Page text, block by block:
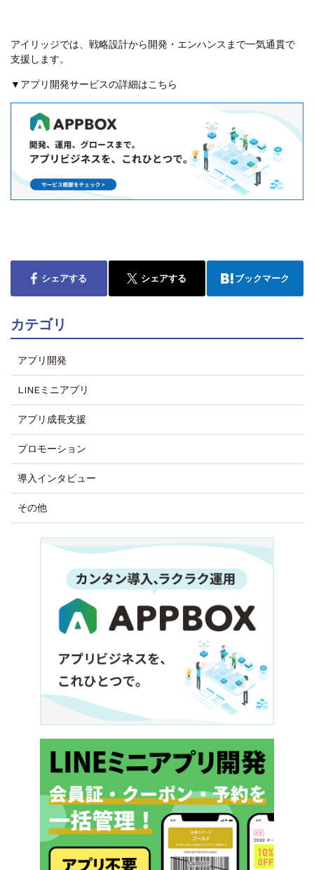
アイリッジでは、戦略設計から開発・エンハンスまで一気通貫で
支援します。
▼アプリ開発サービスの詳細はこちら
シェアする シェアする ブックマーク
カテゴリ
アプリ開発
LINEミニアプリ
アプリ成長支援
プロモーション
導入インタビュー
その他